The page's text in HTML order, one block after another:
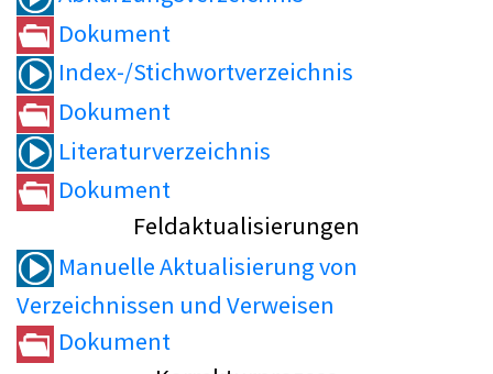
Dokument
Index-/Stichwortverzeichnis
Dokument
Literaturverzeichnis
Dokument
Feldaktualisierungen
Manuelle Aktualisierung von
Verzeichnissen und Verweisen
Dokument